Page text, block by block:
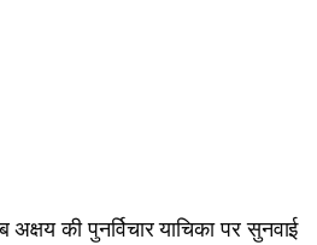
की पुनर्विचार याचिका पर सुनवाई